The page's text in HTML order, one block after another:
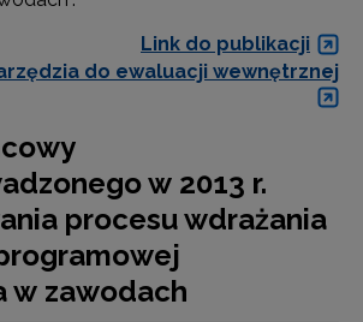
Link do publikacji
do ewaluacji wewnętrznej
w 2013 r.
procesu wdrażania
w zawodach